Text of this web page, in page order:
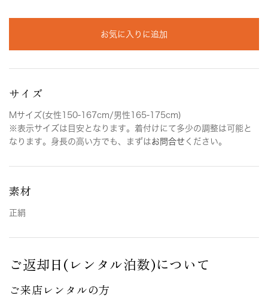
お気に入りに追加
サイズ
Mサイズ(女性150-167cm/男性165-175cm)
※表示サイズは目安となります。着付けにて多少の調整は可能と
なります。身長の高い方でも、まずはお問合せ ください。
素材
正絹
ご返却日(レンタル泊数)について
ご来店レンタルの方